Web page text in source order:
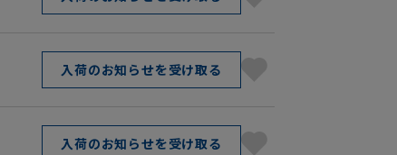
入荷のお知らせを受け取る
入荷のお知らせを受け取る